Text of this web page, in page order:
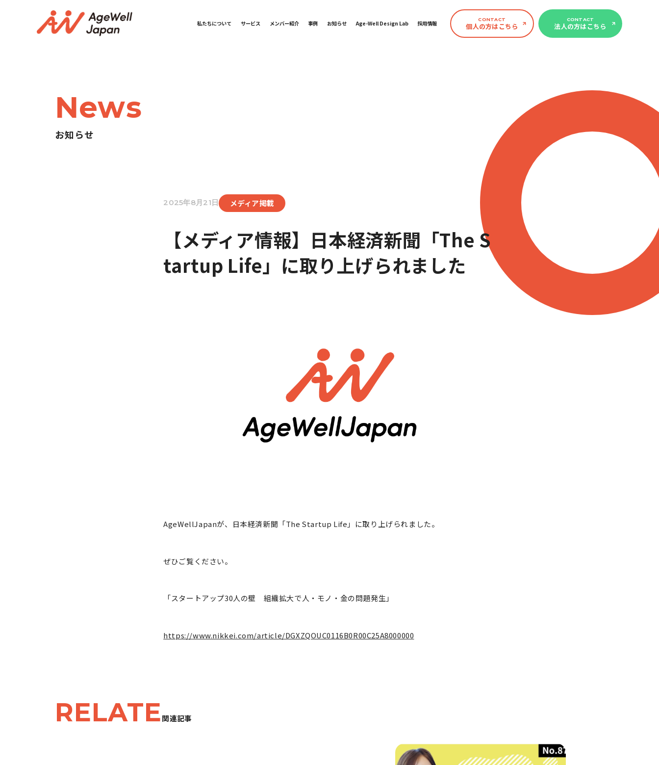
私たちについて サービス メンバー紹介 事例 お知らせ Age-Well Design Lab 採用情報
CONTACT
個人の方はこちら
CONTACT
法人の方はこちら
News
お知らせ
2025年8月21日 メディア掲載
【メディア情報】日本経済新聞「The S
tartup Life」に取り上げられました
AgeWellJapanが、日本経済新聞「The Startup Life」に取り上げられました。
ぜひご覧ください。
「スタートアップ30人の壁 組織拡大で人・モノ・金の問題発生」
https://www.nikkei.com/article/DGXZQOUC0116B0R00C25A8000000
RELATE関連記事